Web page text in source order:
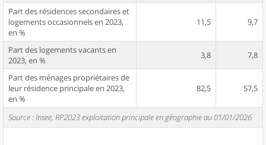
Part des résidences secondaires et
logements occasionnels en 2023,
en %
11,5 9,7
Part des logements vacants en
2023, en %
3,8 7,8
Part des ménages propriétaires de
leur résidence principale en 2023,
en %
82,5 57,5
Source : Insee, RP2023 exploitation principale en géographie au 01/01/2026